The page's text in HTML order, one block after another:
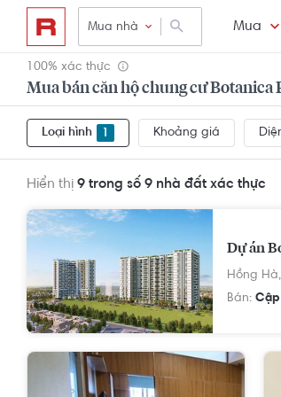
Mua nhà Mua
100% xác thực
Mua bán căn hộ chung cư Botanica
Loại hình Khoảng giá
Hiển thị 9 trong số 9 nhà đất xác thực
Dự án
Hồng Hà,
Bán: